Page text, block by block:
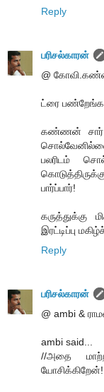
Reply
பரிசல்காரன்
@
ட்ரை
கண்ணன் சார்..
பலரிடம்
பார்ப்பார்!
கருத்துக்கு
இரட்டிப்பு
Reply
பரிசல்காரன்
@ ambi &
ambi said...
//அதை